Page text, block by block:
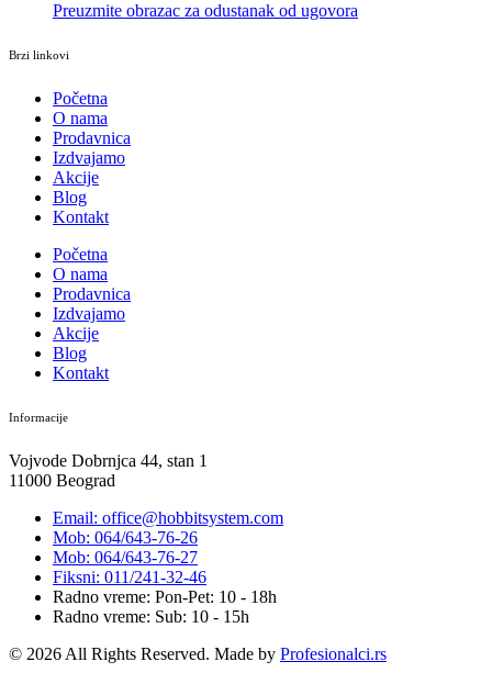
Preuzmite obrazac za odustanak od ugovora
Brzi linkovi
Početna
O nama
Prodavnica
Izdvajamo
Akcije
Blog
Kontakt
Početna
O nama
Prodavnica
Izdvajamo
Akcije
Blog
Kontakt
Informacije
Vojvode Dobrnjca 44, stan 1
11000 Beograd
Email: office@hobbitsystem.com
Mob: 064/643-76-26
Mob: 064/643-76-27
Fiksni: 011/241-32-46
Radno vreme: Pon-Pet: 10 - 18h
Radno vreme: Sub: 10 - 15h
© 2026 All Rights Reserved. Made by Profesionalci.rs